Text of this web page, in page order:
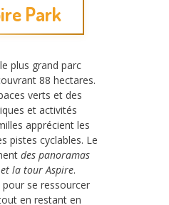
Park
plus grand parc
88 hectares.
verts et des
et activités
apprécient les
pistes cyclables. Le
des panoramas
la tour Aspire.
pour se ressourcer
en restant en